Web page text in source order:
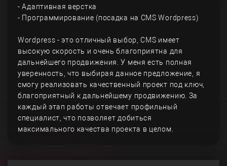
- Адаптивная верстка
- Программирование (посадка на CMS Wordpress)
Wordpress - это отличный выбор, CMS имеет
высокую скорость и очень благоприятна для
дальнейшего продвижения. У меня есть полная
уверенность, что выбирая данное предложение, я
смогу реализовать качественный проект под ключ,
благоприятный к дальнейшему продвижению. За
каждый этап работы отвечает профильный
специалист, что позволяет добиться
максимального качества проекта в целом.